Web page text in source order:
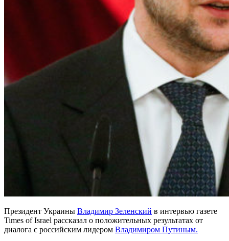
Президент Украины Владимир Зеленский в интервью газете
Times of Israel рассказал о положительных результатах от
диалога с российским лидером Владимиром Путиным.